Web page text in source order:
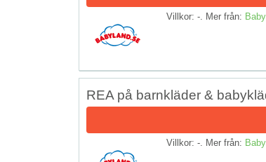
Villkor: -. Mer från:
REA på barnkläder &
Villkor: -. Mer från: